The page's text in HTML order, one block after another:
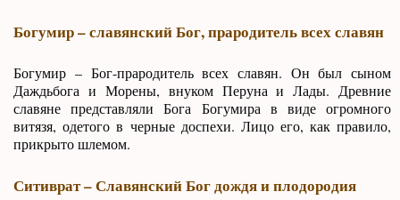
Богумир – славянский Бог, прародитель всех славян
Богумир – Бог-прародитель всех славян. Он был сыном
Даждьбога и Морены, внуком Перуна и Лады. Древние
славяне представляли Бога Богумира в виде огромного
витязя, одетого в черные доспехи. Лицо его, как правило,
прикрыто шлемом.
Ситиврат – Славянский Бог дождя и плодородия